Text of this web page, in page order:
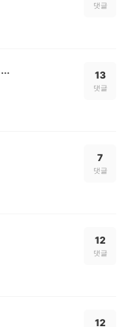
댓글
몸과 마음이 따뜻해지는 국밥집, 최순옥 명품국밥 노원점 13
댓글
7
댓글
12
댓글
12